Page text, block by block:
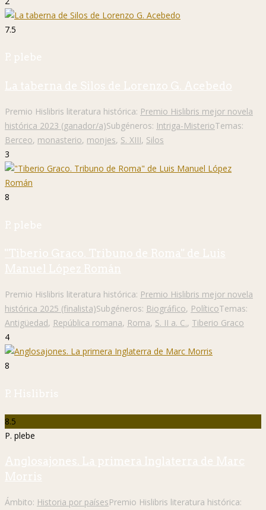
7.5
P. plebe
La taberna de Silos de Lorenzo G. Acebedo
Premio Hislibris literatura histórica: Premio Hislibris mejor novela
histórica 2023 (ganador/a)Subgéneros: Intriga-MisterioTemas:
Berceo, monasterio, monjes, S. XIII, Silos
3
8
P. plebe
"Tiberio Graco. Tribuno de Roma" de Luis
Manuel López Román
Premio Hislibris literatura histórica: Premio Hislibris mejor novela
histórica 2025 (finalista)Subgéneros: Biográfico, PolíticoTemas:
Antigüedad, República romana, Roma, S. II a. C., Tiberio Graco
4
8
P. Hislibris
8.5
P. plebe
Anglosajones. La primera Inglaterra de Marc
Morris
Ámbito: Historia por paísesPremio Hislibris literatura histórica: